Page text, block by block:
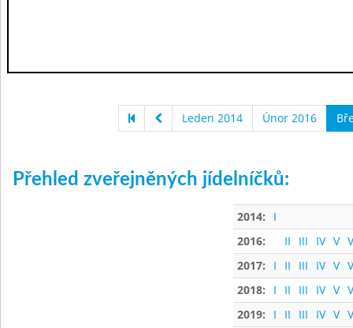
Leden 2014 Únor 2016
Přehled zveřejněných jídelníčků:
2014:
I
2016:
II III IV V
2017:
I II III IV V
2018:
I II III IV V
2019:
I II III IV V